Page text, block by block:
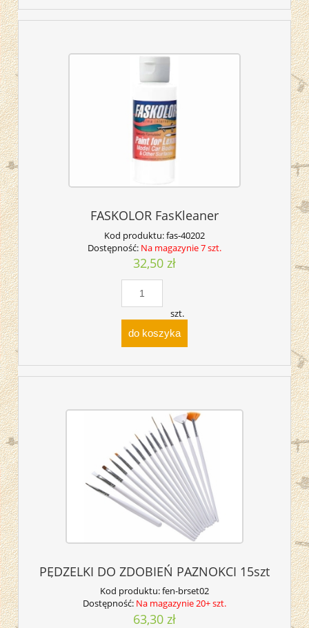
FASKOLOR FasKleaner
Kod produktu:fas-40202
Dostępność: Na magazynie 7 szt.
32,50 zł
szt.
do koszyka
PĘDZELKI DO ZDOBIEŃ PAZNOKCI 15szt
Kod produktu:fen-brset02
Dostępność: Na magazynie 20+ szt.
63,30 zł